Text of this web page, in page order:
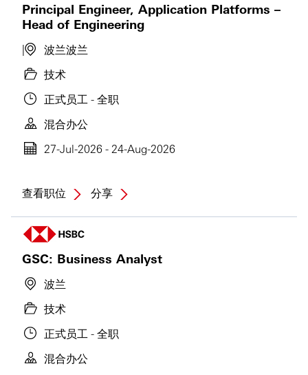
Principal Engineer, Application Platforms –
Head of Engineering
波兰波兰
技术
正式员工 - 全职
混合办公
27-Jul-2026 - 24-Aug-2026
查看职位 分享
GSC: Business Analyst
波兰
技术
正式员工 - 全职
混合办公